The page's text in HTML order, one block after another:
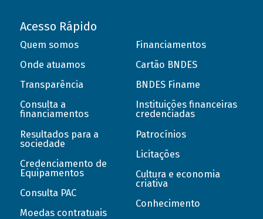
Acesso Rápido
Quem somos
Onde atuamos
Transparência
Consulta a
financiamentos
Resultados para a
sociedade
Credenciamento de
Equipamentos
Consulta PAC
Moedas contratuais
Financiamentos
Cartão BNDES
BNDES Finame
Instituições financeiras
credenciadas
Patrocínios
Licitações
Cultura e economia
criativa
Conhecimento